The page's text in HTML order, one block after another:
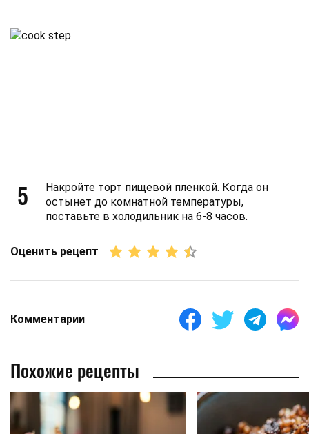
5
Накройте торт пищевой пленкой. Когда он
остынет до комнатной температуры,
поставьте в холодильник на 6-8 часов.
Оценить рецепт
Комментарии
Похожие рецепты